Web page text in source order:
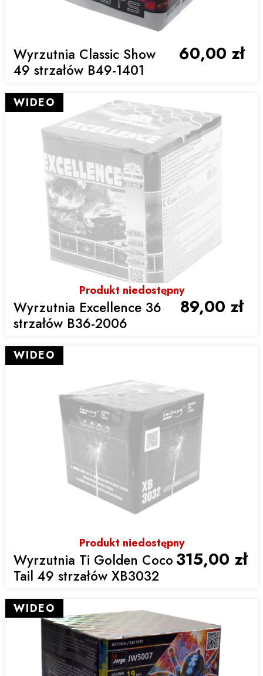
Wyrzutnia Classic Show
49 strzałów B49-1401
60,00 zł
Produkt niedostępny
Wyrzutnia Excellence 36
strzałów B36-2006
89,00 zł
WIDEO
Produkt niedostępny
Wyrzutnia Ti Golden Coco
Tail 49 strzałów XB3032
315,00 zł
WIDEO
WIDEO